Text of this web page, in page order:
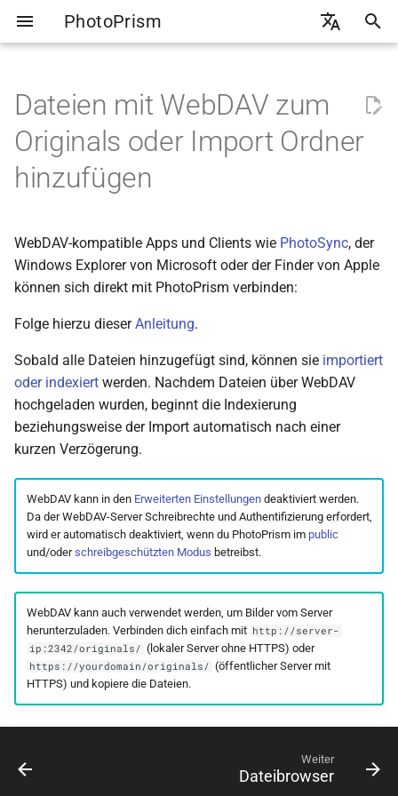
PhotoPrism
🇩🇪 Deutsch
h
e
i
r
n
i
t
i
t
Bereiche
Ansichten
Alben
Personen
Archiv
Löschen
Überprüfen
Bildstapel
Info-Seitenleiste
Batch-Bearbeitung
Bilder drehen
Herunterladen
Videos
Orte
Ereignisse
Linkfreigabe
Dateien hochladen
WebDAV Zugriff
Smartphones
Dropbox
Allgemein
Inhalte
Erweitert
Dienste
Einführung
Ollama Setup
Ollama Modelle
OpenAI API
Backups erstellen
Backups wiederherstellen
Metadaten Export
Verzeichnis Übersicht
Google Photos
Apple Photos
Admin Web UI
CLI-Befehle
Mit Gästen teilen
Mehrere Bibliotheken
Dateien mit WebDAV zum
Originals oder Import Ordner
hinzufügen
WebDAV-kompatible Apps und Clients wie PhotoSync, der
Windows Explorer von Microsoft oder der Finder von Apple
können sich direkt mit PhotoPrism verbinden:
Folge hierzu dieserAnleitung.
Sobald alle Dateien hinzugefügt sind, können sie importiert
oder indexiert werden. Nachdem Dateien über WebDAV
hochgeladen wurden, beginnt die Indexierung
beziehungsweise der Import automatisch nach einer
kurzen Verzögerung.
WebDAV kann in den Erweiterten Einstellungendeaktiviert werden.
Da der WebDAV-Server Schreibrechte und Authentifizierung erfordert,
wird er automatisch deaktiviert, wenn du PhotoPrism im public
und/oderschreibgeschützten Modus betreibst.
WebDAV kann auch verwendet werden, um Bilder vom Server
herunterzuladen. Verbinden dich einfach mit http://server-
ip:2342/originals/ (lokaler Server ohne HTTPS) oder
https://yourdomain/originals/ (öffentlicher Server mit
HTTPS) und kopiere die Dateien.
Weiter
Dateibrowser